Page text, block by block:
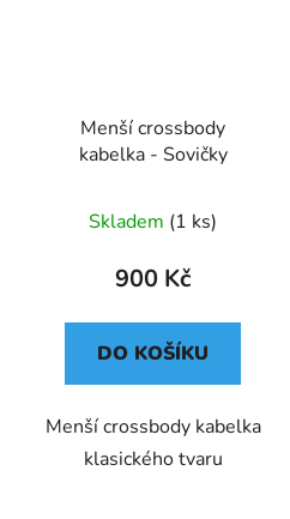
Menší crossbody
kabelka - Sovičky
Skladem (1 ks)
900 Kč
DO KOŠÍKU
Menší crossbody kabelka
klasického tvaru